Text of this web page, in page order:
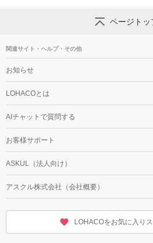
ページトッ
関連サイト・ヘルプ・その他
お知らせ
LOHACOとは
AIチャットで質問する
お客様サポート
ASKUL（法人向け）
アスクル株式会社（会社概要）
LOHACOをお気に入り